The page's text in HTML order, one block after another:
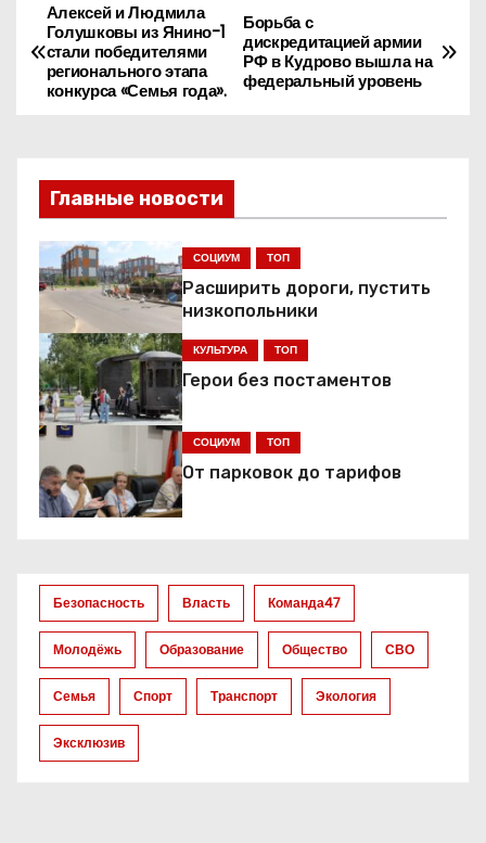
Н
а
г
а
ц
и
я
п
о
з
п
и
с
я
Борьба с
дискредитацией армии
РФ в Кудрово вышла на
федеральный уровень
Алексей и Людмила
Голушковы из Янино-1
стали победителями
регионального этапа
конкурса «Семья года».
Главные новости
СОЦИУМ ТОП
Расширить дороги, пустить
низкопольники
КУЛЬТУРА ТОП
Герои без постаментов
СОЦИУМ ТОП
От парковок до тарифов
Безопасность Власть Команда47
Молодёжь Образование Общество СВО
Семья Спорт Транспорт Экология
Эксклюзив